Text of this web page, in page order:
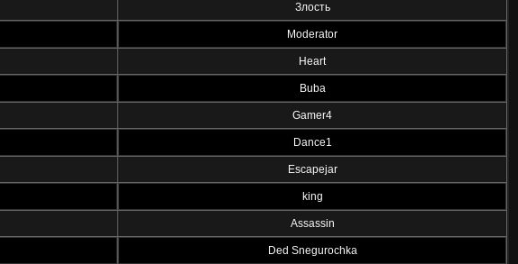
Злость
Moderator
Heart
Buba
Gamer4
Dance1
Escapejar
king
Assassin
Ded Snegurochka